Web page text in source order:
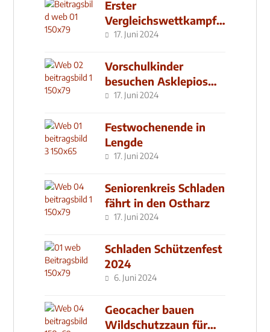
Erster
Vergleichswettkampf
seit 2019
17. Juni 2024
Vorschulkinder
besuchen Asklepios
Klinik
17. Juni 2024
Festwochenende in
Lengde
17. Juni 2024
Seniorenkreis Schladen
fährt in den Ostharz
17. Juni 2024
Schladen Schützenfest
2024
6. Juni 2024
Geocacher bauen
Wildschutzzaun für